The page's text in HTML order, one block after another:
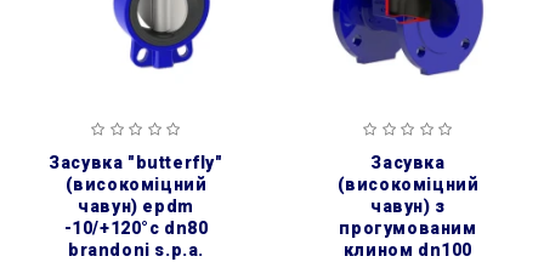
засувка ″butterfly″
(високоміцний
чавун) epdm
-10/+120°c dn80
brandoni s.p.a.
засувка
(високоміцний
чавун) з
прогумованим
клином dn100